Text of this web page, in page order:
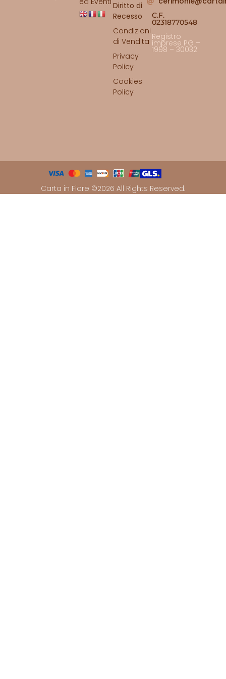
C.F.
02318770548
Registro
imprese PG –
1998 – 30032
Diritto di
Recesso
Condizioni
di Vendita
Privacy
Policy
Cookies
Policy
Carta in Fiore ©2026 All Rights Reserved.